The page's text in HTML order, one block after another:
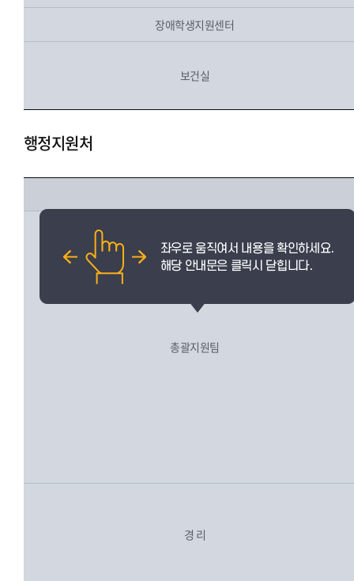
장애학생지원센터
보건실
행정지원처
총괄지원팀
경 리